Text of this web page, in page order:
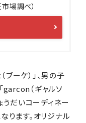
場調べ）
ーケ）」、男の子
garcon（ギャルソ
うだいコーディネー
ります。オリジナル